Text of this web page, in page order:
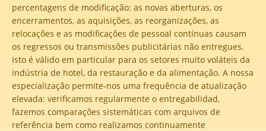
percentagens de modificação: as novas aberturas, os
encerramentos, as aquisições, as reorganizações, as
relocações e as modificações de pessoal contínuas causam
os regressos ou transmissões publicitárias não entregues.
Isto é válido em particular para os setores muito voláteis da
indústria de hotel, da restauração e da alimentação. A nossa
especialização permite-nos uma frequência de atualização
elevada: verificamos regularmente o entregabilidad,
fazemos comparações sistemáticas com arquivos de
referência bem como realizamos continuamente